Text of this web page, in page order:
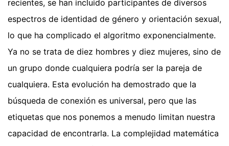
recientes, se han incluido participantes de diversos
espectros de identidad de género y orientación sexual,
lo que ha complicado el algoritmo exponencialmente.
Ya no se trata de diez hombres y diez mujeres, sino de
un grupo donde cualquiera podría ser la pareja de
cualquiera. Esta evolución ha demostrado que la
búsqueda de conexión es universal, pero que las
etiquetas que nos ponemos a menudo limitan nuestra
capacidad de encontrarla. La complejidad matemática